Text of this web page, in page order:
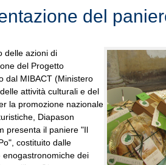
del
delle azioni di
del Progetto
dal MIBACT (Ministero
attività culturali e del
la promozione nazionale
Diapason
presenta il paniere "Il
costituito dalle
enogastronomiche dei